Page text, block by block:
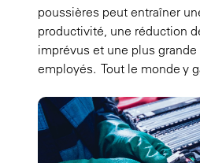
poussières peut entraîner
productivité, une réduction
imprévus et une plus
employés. Tout le monde y